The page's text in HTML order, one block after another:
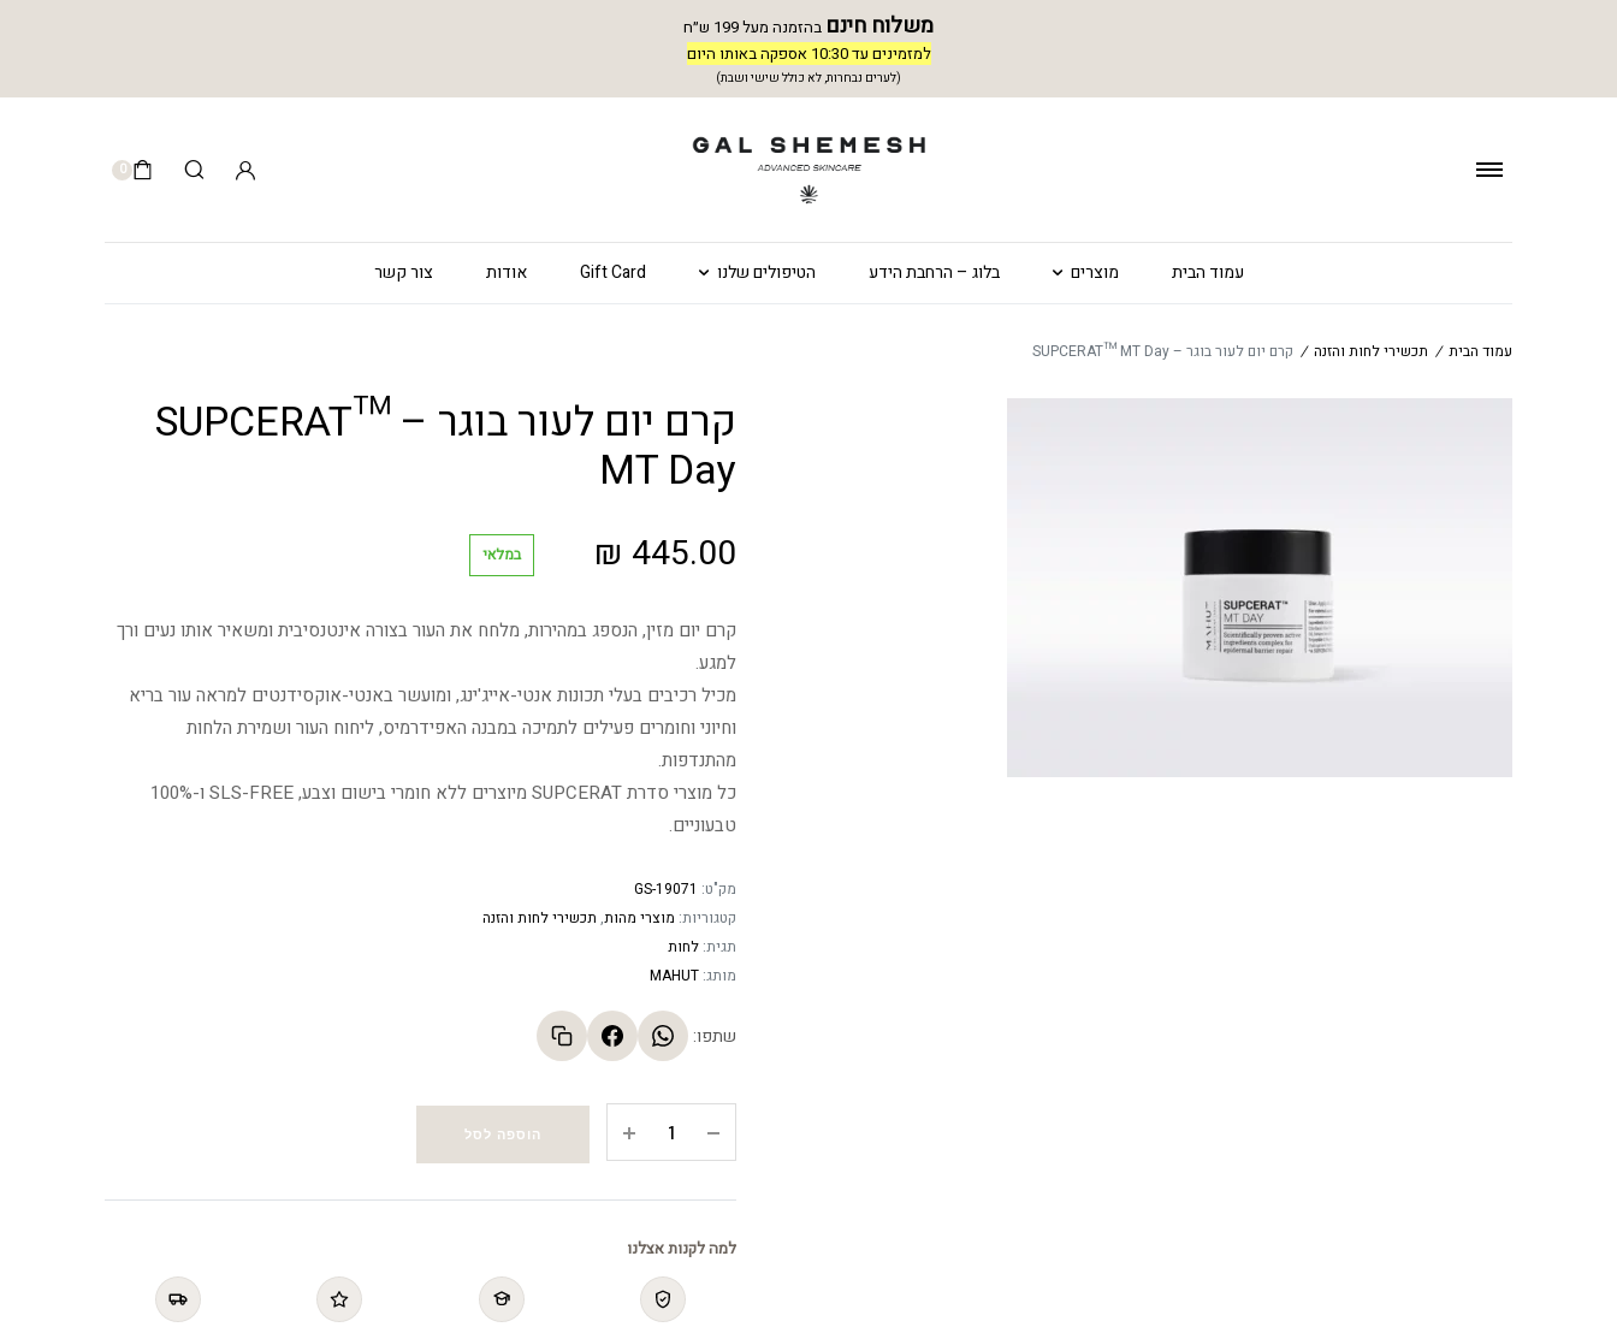
משלוח חינם בהזמנה מעל 199 ש״ח
למזמינים עד 10:30 אספקה באותו היום
(לערים נבחרות, לא כולל שישי ושבת)
0
עמוד הבית מוצרים בלוג – הרחבת הידע הטיפולים שלנו Gift Card אודות צור קשר
עמוד הבית / תכשירי לחות והזנה / קרם יום לעור בוגר – SUPCERAT™ MT Day
קרם יום לעור בוגר – SUPCERAT™
MT Day
445.00
₪ במלאי
קרם יום מזין, הנספג במהירות, מלחח את העור בצורה אינטנסיבית ומשאיר אותו נעים ורך
למגע.
מכיל רכיבים בעלי תכונות אנטי-אייג'ינג, ומועשר באנטי-אוקסידנטים למראה עור בריא
וחיוני וחומרים פעילים לתמיכה במבנה האפידרמיס, ליחוח העור ושמירת הלחות
מהתנדפות.
כל מוצרי סדרת SUPCERAT מיוצרים ללא חומרי בישום וצבע, SLS-FREE ו-100%
טבעוניים.
מק"ט: GS-19071
קטגוריות: מוצרי מהות, תכשירי לחות והזנה
תגית: לחות
מותג: MAHUT
שתפו:
בוגר
SUPCERAT™
MT
Day
הוספה לסל
למה לקנות אצלנו